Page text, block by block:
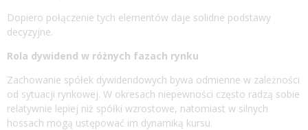
Dopiero połączenie tych elementów daje solidne podstawy
decyzyjne.
Rola dywidend w różnych fazach rynku
Zachowanie spółek dywidendowych bywa odmienne w zależności
od sytuacji rynkowej. W okresach niepewności często radzą sobie
relatywnie lepiej niż spółki wzrostowe, natomiast w silnych
hossach mogą ustępować im dynamiką kursu.